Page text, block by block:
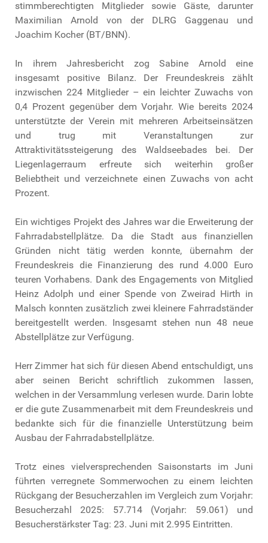
stimmberechtigten Mitglieder sowie Gäste, darunter
Maximilian Arnold von der DLRG Gaggenau und
Joachim Kocher (BT/BNN).
In ihrem Jahresbericht zog Sabine Arnold eine
insgesamt positive Bilanz. Der Freundeskreis zählt
inzwischen 224 Mitglieder – ein leichter Zuwachs von
0,4 Prozent gegenüber dem Vorjahr. Wie bereits 2024
unterstützte der Verein mit mehreren Arbeitseinsätzen
und trug mit Veranstaltungen zur
Attraktivitätssteigerung des Waldseebades bei. Der
Liegenlagerraum erfreute sich weiterhin großer
Beliebtheit und verzeichnete einen Zuwachs von acht
Prozent.
Ein wichtiges Projekt des Jahres war die Erweiterung der
Fahrradabstellplätze. Da die Stadt aus finanziellen
Gründen nicht tätig werden konnte, übernahm der
Freundeskreis die Finanzierung des rund 4.000 Euro
teuren Vorhabens. Dank des Engagements von Mitglied
Heinz Adolph und einer Spende von Zweirad Hirth in
Malsch konnten zusätzlich zwei kleinere Fahrradständer
bereitgestellt werden. Insgesamt stehen nun 48 neue
Abstellplätze zur Verfügung.
Herr Zimmer hat sich für diesen Abend entschuldigt, uns
aber seinen Bericht schriftlich zukommen lassen,
welchen in der Versammlung verlesen wurde. Darin lobte
er die gute Zusammenarbeit mit dem Freundeskreis und
bedankte sich für die finanzielle Unterstützung beim
Ausbau der Fahrradabstellplätze.
Trotz eines vielversprechenden Saisonstarts im Juni
führten verregnete Sommerwochen zu einem leichten
Rückgang der Besucherzahlen im Vergleich zum Vorjahr:
Besucherzahl 2025: 57.714 (Vorjahr: 59.061) und
Besucherstärkster Tag: 23. Juni mit 2.995 Eintritten.